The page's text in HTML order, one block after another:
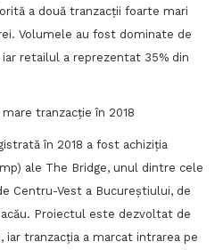
a două tranzacții foarte mari
Volumele au fost dominate de
retailul a reprezentat 35% din
tranzacție în 2018
în 2018 a fost achiziția
ale The Bridge, unul dintre cele
Centru-Vest a Bucureștiului, de
Proiectul este dezvoltat de
iar tranzacția a marcat intrarea pe